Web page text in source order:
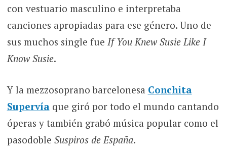
con vestuario masculino e interpretaba
canciones apropiadas para ese género. Uno de
sus muchos single fue If You Knew Susie Like I
Know Susie.
Y la mezzosoprano barcelonesa Conchita
Supervíaque giró por todo el mundo cantando
óperas y también grabó música popular como el
pasodoble Suspiros de España.